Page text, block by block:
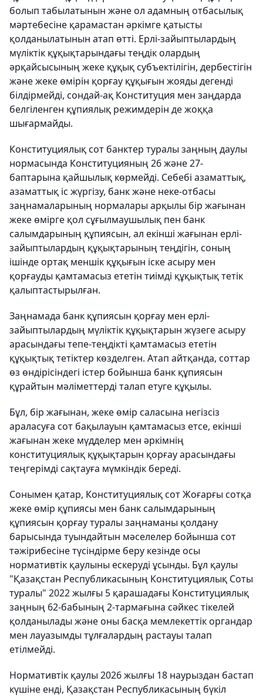
болып табылатынын және ол адамның отбасылық
мәртебесіне қарамастан әркімге қатысты
қолданылатынын атап өтті. Ерлі-зайыптылардың
мүліктік құқықтарындағы теңдік олардың
әрқайсысының жеке құқық субъектілігін, дербестігін
және жеке өмірін қорғау құқығын жояды дегенді
білдірмейді, сондай-ақ Конституция мен заңдарда
белгіленген құпиялық режимдерін де жоққа
шығармайды.
Конституциялық сот банктер туралы заңның даулы
нормасында Конституцияның 26 және 27-
баптарына қайшылық көрмейді. Себебі азаматтық,
азаматтық іс жүргізу, банк және неке-отбасы
заңнамаларының нормалары арқылы бір жағынан
жеке өмірге қол сұғылмаушылық пен банк
салымдарының құпиясын, ал екінші жағынан ерлі-
зайыптылардың құқықтарының теңдігін, соның
ішінде ортақ меншік құқығын іске асыру мен
қорғауды қамтамасыз ететін тиімді құқықтық тетік
қалыптастырылған.
Заңнамада банк құпиясын қорғау мен ерлі-
зайыптылардың мүліктік құқықтарын жүзеге асыру
арасындағы тепе-теңдікті қамтамасыз ететін
құқықтық тетіктер көзделген. Атап айтқанда, соттар
өз өндірісіндегі істер бойынша банк құпиясын
құрайтын мәліметтерді талап етуге құқылы.
Бұл, бір жағынан, жеке өмір саласына негізсіз
араласуға сот бақылауын қамтамасыз етсе, екінші
жағынан жеке мүдделер мен әркімнің
конституциялық құқықтарын қорғау арасындағы
теңгерімді сақтауға мүмкіндік береді.
Сонымен қатар, Конституциялық сот Жоғарғы сотқа
жеке өмір құпиясы мен банк салымдарының
құпиясын қорғау туралы заңнаманы қолдану
барысында туындайтын мәселелер бойынша сот
тәжірибесіне түсіндірме беру кезінде осы
нормативтік қаулыны ескеруді ұсынды. Бұл қаулы
"Қазақстан Республикасының Конституциялық Соты
туралы" 2022 жылғы 5 қарашадағы Конституциялық
заңның 62-бабының 2-тармағына сәйкес тікелей
қолданылады және оны басқа мемлекеттік органдар
мен лауазымды тұлғалардың растауы талап
етілмейді.
Нормативтік қаулы 2026 жылғы 18 наурыздан бастап
күшіне енді, Қазақстан Республикасының бүкіл